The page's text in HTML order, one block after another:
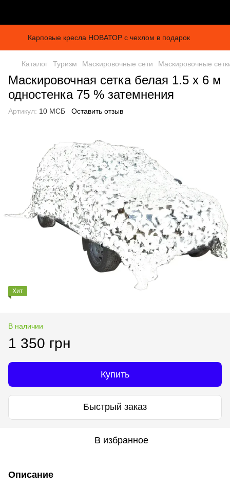
Карповые кресла НОВАТОР с чехлом в подарок
Каталог Туризм Маскировочные сети Маскировочные
Маскировочная сетка белая 1.5 х 6 м
одностенка 75 % затемнения
Артикул: 10 МСБ Оставить отзыв
Хит
В наличии
1 350 грн
Купить
Быстрый заказ
В избранное
Описание